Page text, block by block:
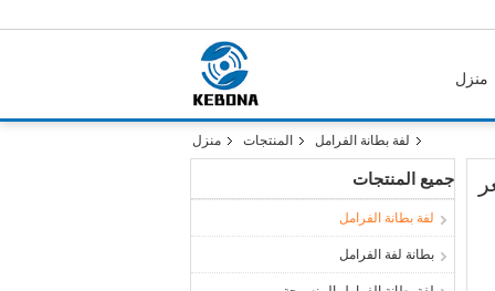
منزل
منزل المنتجات لفة بطانة الفرامل
جميع المنتجات
لفة بطانة الفرامل
بطانة لفة الفرامل